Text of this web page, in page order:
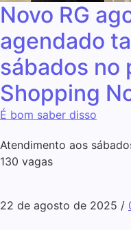
Novo RG
agendado
sábados no
Shopping
É bom saber disso
Atendimento aos
130 vagas
22 de agosto de 2025 /